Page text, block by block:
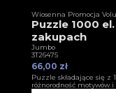
Wiosenna Promocja
Puzzle 1000 el.
zakupach
Jumbo
3T26475
66,00 zł
Puzzle składające się z
różnorodność motywów